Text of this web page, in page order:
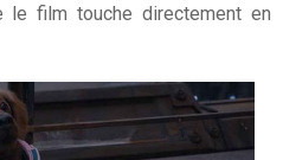
film touche directement en